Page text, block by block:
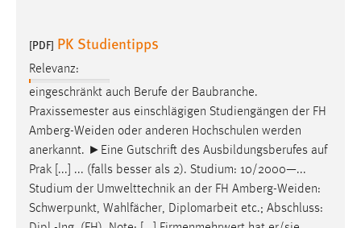
[PDF] PK Studientipps
Relevanz:
eingeschränkt auch Berufe der Baubranche.
Praxissemester aus einschlägigen Studiengängen der FH
Amberg-Weiden oder anderen Hochschulen werden
anerkannt. ►Eine Gutschrift des Ausbildungsberufes auf
Prak [...] ... (falls besser als 2). Studium: 10/2000—...
Studium der Umwelttechnik an der FH Amberg-Weiden:
Schwerpunkt, Wahlfächer, Diplomarbeit etc.; Abschluss: